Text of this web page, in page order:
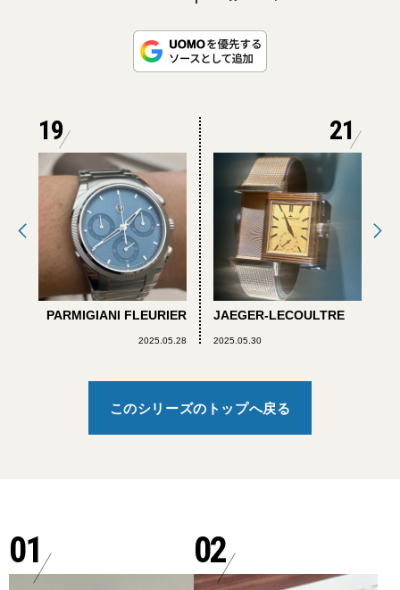
19
PARMIGIANI FLEURIER
2025.05.28
21
JAEGER-LECOULTRE
2025.05.30
このシリーズのトップへ戻る
01 02